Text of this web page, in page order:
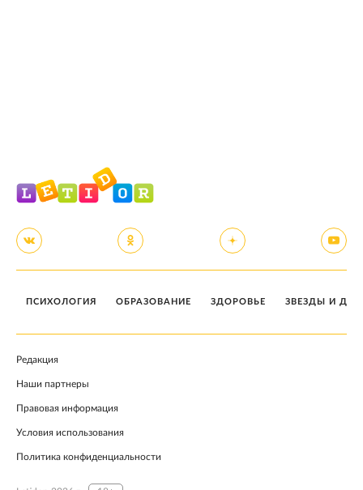
ПСИХОЛОГИЯ ОБРАЗОВАНИЕ ЗДОРОВЬЕ ЗВЕЗДЫ И
Редакция
Наши партнеры
Правовая информация
Условия использования
Политика конфиденциальности